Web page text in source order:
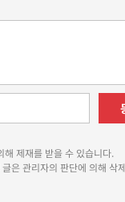
제재를 받을 수 있습니다.
은 관리자의 판단에 의해 삭